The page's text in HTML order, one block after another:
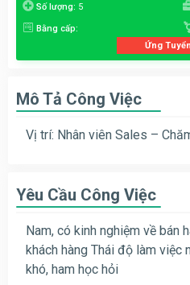
Số lượng: 5
Bằng cấp:
Ứng
Mô Tả Công Việc
Vị trí: Nhân viên Sales –
Yêu Cầu Công Việc
Nam, có kinh nghiệm về bán
khách hàng Thái độ làm việc
khó, ham học hỏi